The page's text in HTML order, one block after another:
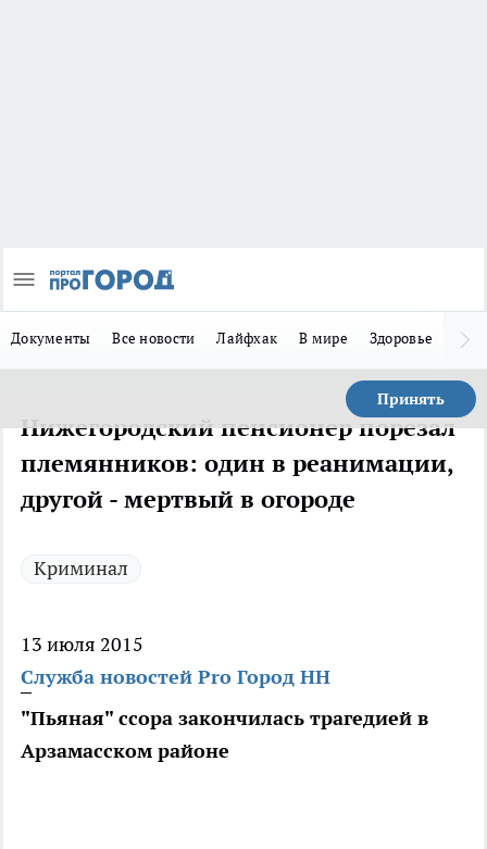
Документы Все новости Лайфхак В мире Здоровье
Принять
Нижегородский пенсионер порезал
племянников: один в реанимации,
другой - мертвый в огороде
Криминал
13 июля 2015
Служба новостей Pro Город НН
"Пьяная" ссора закончилась трагедией в
Арзамасском районе